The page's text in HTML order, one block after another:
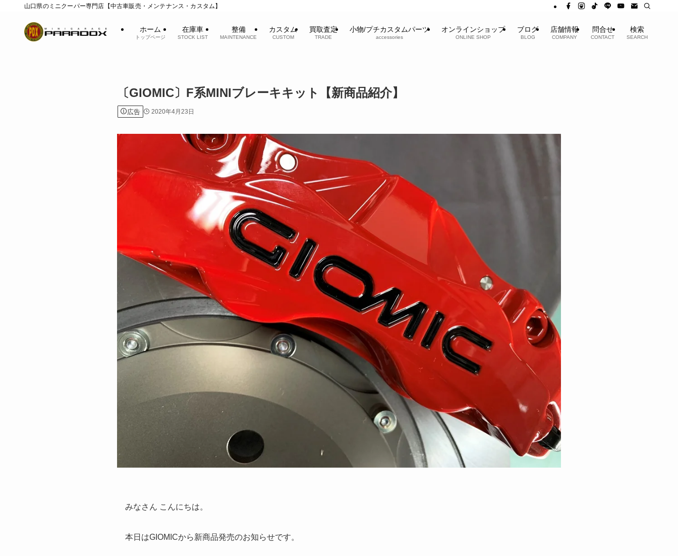
山口県のミニクーパー専門店【中古車販売・メンテナンス・カスタム】
ホーム
トップページ
在庫車
STOCK LIST
整備
MAINTENANCE
カスタム
CUSTOM
買取査定
TRADE
小物/プチカスタムパーツ
accessories
オンラインショップ
ONLINE SHOP
ブログ
BLOG
店舗情報
COMPANY
問合せ
CONTACT
検索
SEARCH
〔GIOMIC〕F系MINIブレーキキット【新商品紹介】
広告 2020年4月23日
みなさん こんにちは。
本日はGIOMICから新商品発売のお知らせです。